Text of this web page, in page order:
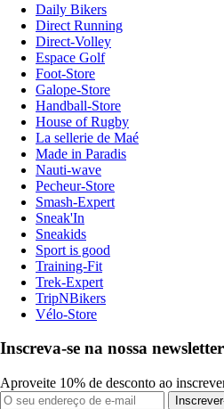
Daily Bikers
Direct Running
Direct-Volley
Espace Golf
Foot-Store
Galope-Store
Handball-Store
House of Rugby
La sellerie de Maé
Made in Paradis
Nauti-wave
Pecheur-Store
Smash-Expert
Sneak'In
Sneakids
Sport is good
Training-Fit
Trek-Expert
TripNBikers
Vélo-Store
Inscreva-se na nossa newsletter
Aproveite 10% de desconto ao